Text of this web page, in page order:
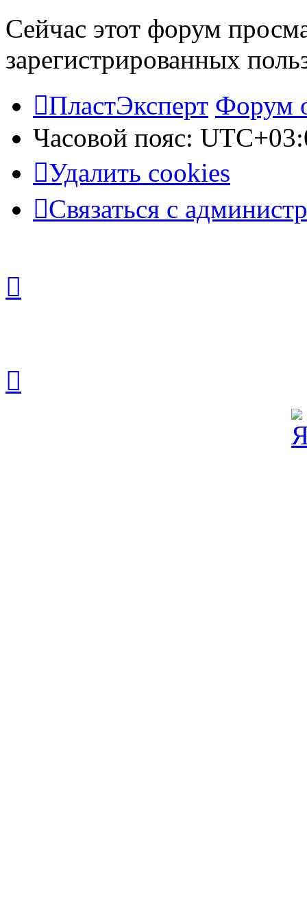
Сейчас этот форум
зарегистрированных
ПластЭксперт Форум
Часовой пояс:
Удалить cookies
Связаться с